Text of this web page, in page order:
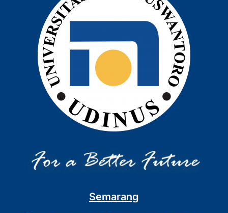
Semarang